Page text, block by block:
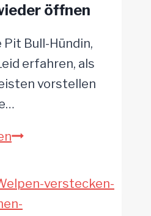
öffnen
Pit Bull-Hündin,
erfahren, als
vorstellen
Nach
düsteren